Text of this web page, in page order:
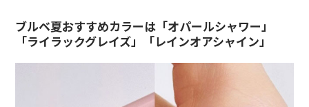
ブルベ夏おすすめカラーは「オパールシャワー」
「ライラックグレイズ」「レインオアシャイン」